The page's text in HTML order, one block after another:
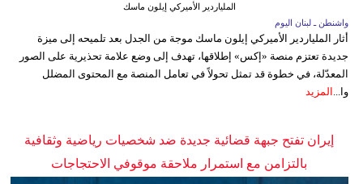
الملياردير الأميركي إيلون ماسك
واشنطن ـ لبنان اليوم
أثار الملياردير الأميركي إيلون ماسك موجة من الجدل بعد تلميحه إلى ميزة
جديدة تعتزم منصة «إكس» إطلاقها، تهدف إلى وضع علامة تحذيرية على الصور
المعدّلة، في خطوة قد تمثل تحولاً في تعامل المنصة مع المحتوى المضلل
وا...
المزيد
إيران تفتح جبهة قضائية جديدة ضد شخصيات رياضية وثقافية
بالتزامن مع استمرار ملاحقة موقوفي الاحتجاجات